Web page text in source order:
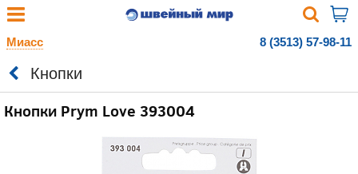
Миасс 8 (3513) 57-98-11
Кнопки
Кнопки Prym Love 393004